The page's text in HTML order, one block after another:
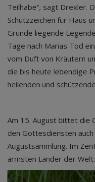
Teilhabe“, sagt Drexler.
Schutzzeichen für Haus
Grunde liegende
Tage nach Marias Tod
vom Duft von Kräutern
die bis heute lebendige
heilenden und
Am 15. August bittet die
den Gottesdiensten
Augustsammlung. Im
ärmsten Länder der